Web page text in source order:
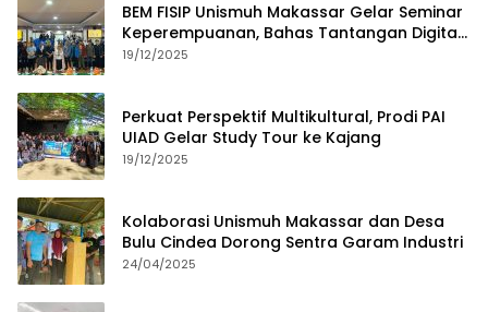
BEM FISIP Unismuh Makassar Gelar Seminar
Keperempuanan, Bahas Tantangan Digital
dan Budaya Lokal
19/12/2025
Perkuat Perspektif Multikultural, Prodi PAI
UIAD Gelar Study Tour ke Kajang
19/12/2025
Kolaborasi Unismuh Makassar dan Desa
Bulu Cindea Dorong Sentra Garam Industri
24/04/2025